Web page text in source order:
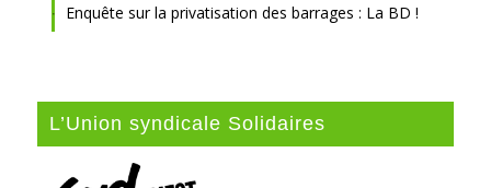
Enquête sur la privatisation des barrages : La BD !
L’Union syndicale Solidaires